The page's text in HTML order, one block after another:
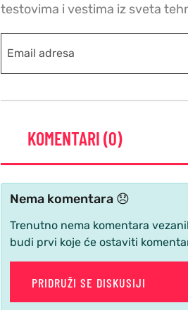
testovima i vestima iz sveta
KOMENTARI (0)
Nema komentara 😞
Trenutno nema komentara
budi prvi koje će ostaviti
PRIDRUŽI SE DISKUSIJI